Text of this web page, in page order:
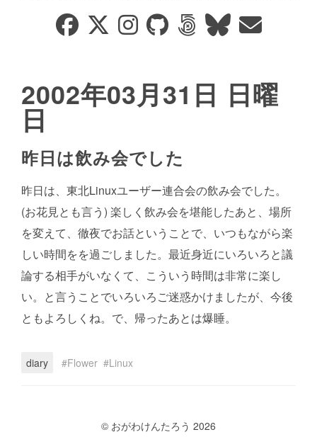
2002年03月31日 日曜
日
昨日は飲み会でした
昨日は、東北Linuxユーザー連合会の飲み会でした。
(お花見とも言う) 楽しく飲み会を堪能したあと、場所
を変えて、徹夜でお話ということで、いつもながら楽
しい時間をを過ごしました。最近身近にいろいろと議
論する相手がいなくて、こういう時間は非常に楽し
い。と言うことでいろいろご迷惑かけましたが、今後
ともよろしくね。で、帰ったあとは爆睡。
diary Flower Linux
© おがわけんたろう 2026